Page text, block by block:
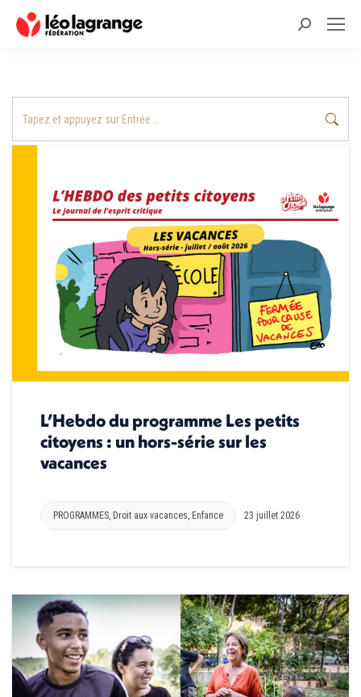
Recherche
L’Hebdo du programme Les petits
citoyens : un hors-série sur les
vacances
PROGRAMMES, Droit aux vacances, Enfance 23 juillet 2026